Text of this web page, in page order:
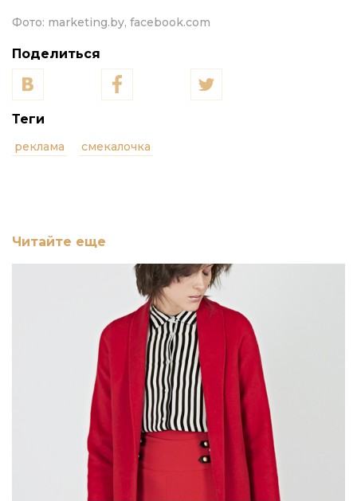
Фото: marketing.by, facebook.com
Поделиться
Теги
реклама смекалочка
Читайте еще